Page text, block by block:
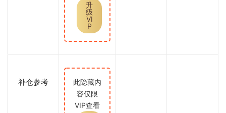
升
级
VI
P
补仓参考
此隐藏内
容仅限
VIP查看